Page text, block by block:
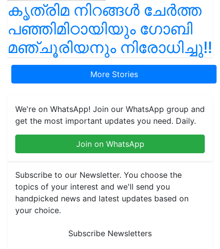
കൃത്രിമ നിറങ്ങൾ ചേർത്ത
പഞ്ഞിമിഠായിയും ഗോബി
മഞ്ചൂരിയനും നിരോധിച്ചു!!
More Stories
We're on WhatsApp! Join our WhatsApp group and
get the most important updates you need. Daily.
Join on WhatsApp
Subscribe to our Newsletter. You choose the
topics of your interest and we'll send you
handpicked news and latest updates based on
your choice.
Subscribe Newsletters